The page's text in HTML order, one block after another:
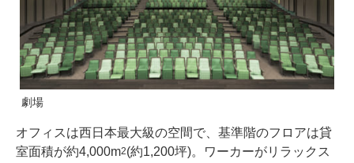
劇場
オフィスは西日本最大級の空間で、基準階のフロアは貸
室面積が約4,000m2(約1,200坪)。ワーカーがリラックス